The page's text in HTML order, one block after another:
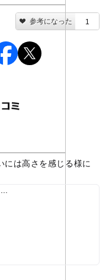
参考になった 1
ミ
には高さを感じる様に